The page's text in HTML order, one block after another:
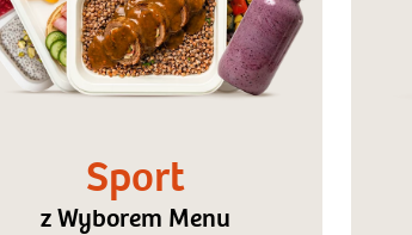
Sport
z Wyborem Menu